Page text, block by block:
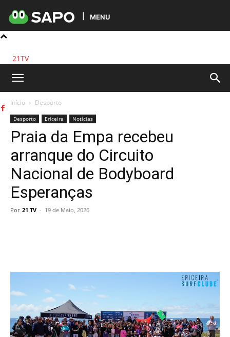
MENU
21TV
Início Desporto
Desporto Ericeira Notícias
Praia da Empa recebeu
arranque do Circuito
Nacional de Bodyboard
Esperanças
Por 21 TV - 19 de Maio, 2026